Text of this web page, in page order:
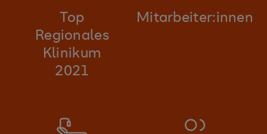
Top
Regionales
Klinikum
2021
Mitarbeiter:innen